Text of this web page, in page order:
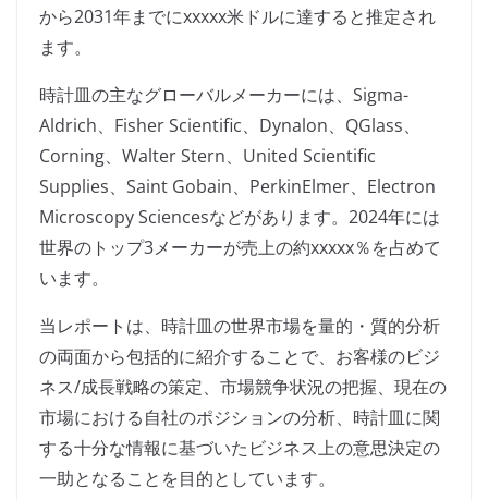
から2031年までにxxxxx米ドルに達すると推定され
ます。
時計皿の主なグローバルメーカーには、Sigma-
Aldrich、Fisher Scientific、Dynalon、QGlass、
Corning、Walter Stern、United Scientific
Supplies、Saint Gobain、PerkinElmer、Electron
Microscopy Sciencesなどがあります。2024年には
世界のトップ3メーカーが売上の約xxxxx％を占めて
います。
当レポートは、時計皿の世界市場を量的・質的分析
の両面から包括的に紹介することで、お客様のビジ
ネス/成長戦略の策定、市場競争状況の把握、現在の
市場における自社のポジションの分析、時計皿に関
する十分な情報に基づいたビジネス上の意思決定の
一助となることを目的としています。